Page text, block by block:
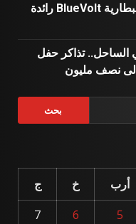
مصر مع إطلاق vivo Y500، المزود ببطارية BlueVolt رائدة
الساحل.. تذاكر حفل
أرب خ
ج
5
6
7